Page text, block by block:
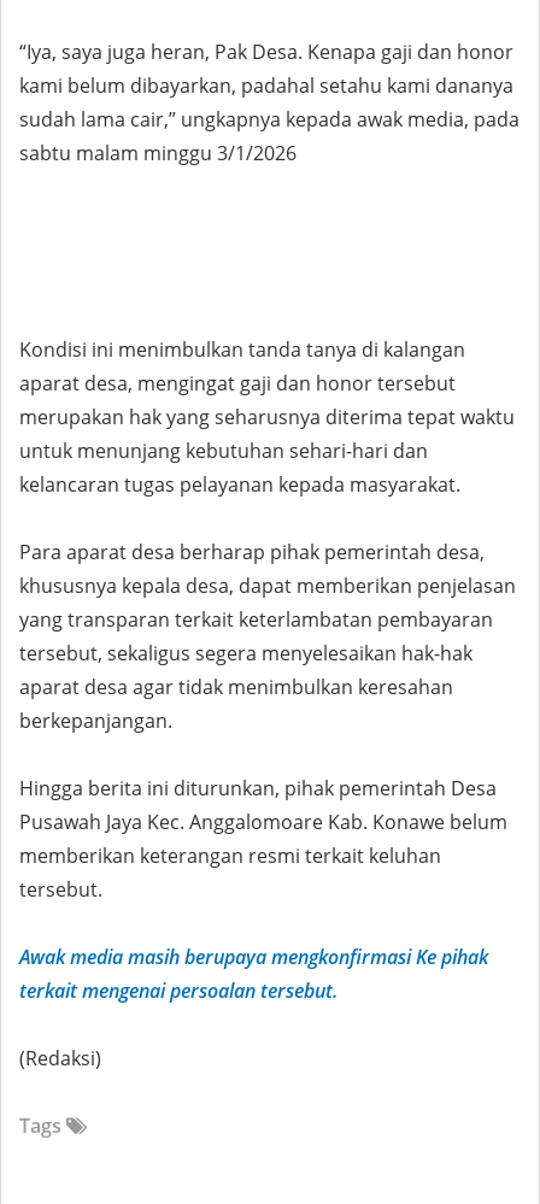
“Iya, saya juga heran, Pak Desa. Kenapa gaji dan honor
kami belum dibayarkan, padahal setahu kami dananya
sudah lama cair,” ungkapnya kepada awak media, pada
sabtu malam minggu 3/1/2026
Kondisi ini menimbulkan tanda tanya di kalangan
aparat desa, mengingat gaji dan honor tersebut
merupakan hak yang seharusnya diterima tepat waktu
untuk menunjang kebutuhan sehari-hari dan
kelancaran tugas pelayanan kepada masyarakat.
Para aparat desa berharap pihak pemerintah desa,
khususnya kepala desa, dapat memberikan penjelasan
yang transparan terkait keterlambatan pembayaran
tersebut, sekaligus segera menyelesaikan hak-hak
aparat desa agar tidak menimbulkan keresahan
berkepanjangan.
Hingga berita ini diturunkan, pihak pemerintah Desa
Pusawah Jaya Kec. Anggalomoare Kab. Konawe belum
memberikan keterangan resmi terkait keluhan
tersebut.
Awak media masih berupaya mengkonfirmasi Ke pihak
terkait mengenai persoalan tersebut.
(Redaksi)
Tags